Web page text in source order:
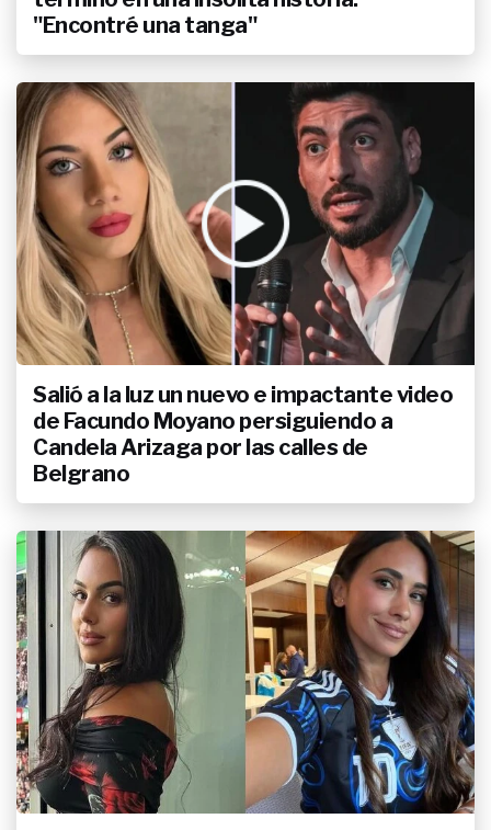
"Encontré una tanga"
Salió a la luz un nuevo e impactante video
de Facundo Moyano persiguiendo a
Candela Arizaga por las calles de
Belgrano
Argentina contra Argelia y las
confesiones más íntimas de Ángel